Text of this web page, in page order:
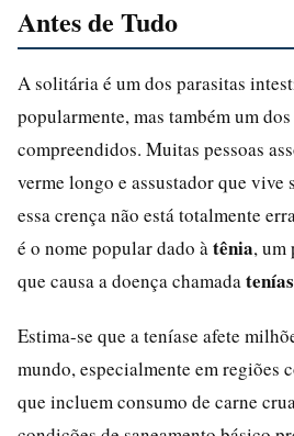
Antes de Tudo
A solitária é um dos parasitas
popularmente, mas também um
compreendidos. Muitas pessoas
verme longo e assustador que
essa crença não está totalmente
é o nome popular dado à tênia, um
que causa a doença chamada
Estima-se que a teníase afete
mundo, especialmente em regiões
que incluem consumo de carne